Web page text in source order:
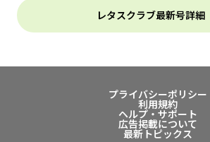
レタスクラブ最新号詳細
プライバシーポリシー
利用規約
ヘルプ・サポート
広告掲載について
最新トピックス